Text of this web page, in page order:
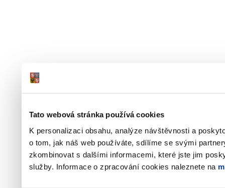
Tato webová stránka používá cookies
K personalizaci obsahu, analýze návštěvnosti a
o tom, jak náš web používáte, sdílíme se svými
zkombinovat s dalšími informacemi, které jste jim
služby. Informace o zpracování cookies naleznete na